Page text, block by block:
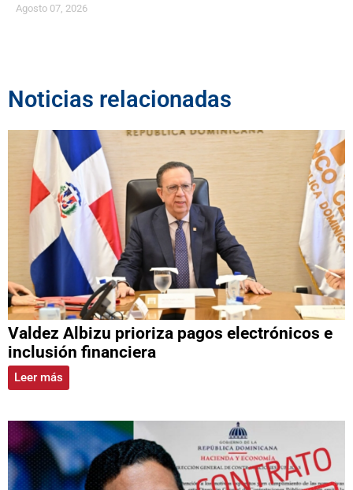
Agosto 07, 2026
Noticias relacionadas
Valdez Albizu prioriza pagos electrónicos e
inclusión financiera
Leer más